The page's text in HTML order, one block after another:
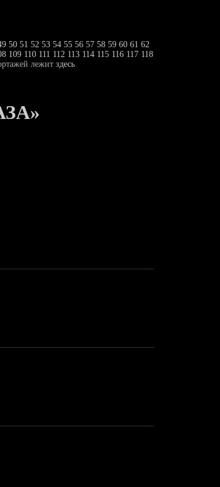
50 51 52 53 54 55 56 57 58 59 60 61 62
109 110 111 112 113 114 115 116 117 118
лежитздесь